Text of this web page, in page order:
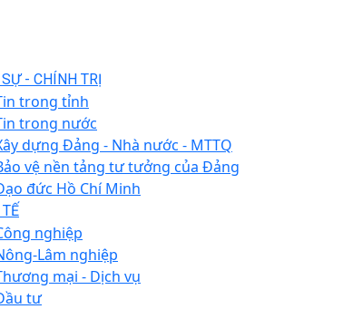
- CHÍNH TRỊ
trong tỉnh
trong nước
dựng Đảng - Nhà nước - MTTQ
vệ nền tảng tư tưởng của Đảng
đức Hồ Chí Minh
nghiệp
Lâm nghiệp
mại - Dịch vụ
tư